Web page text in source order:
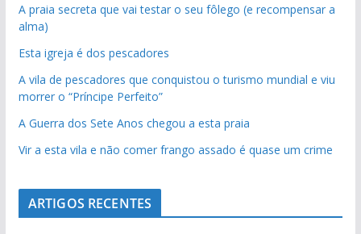
A praia secreta que vai testar o seu fôlego (e recompensar a
alma)
Esta igreja é dos pescadores
A vila de pescadores que conquistou o turismo mundial e viu
morrer o “Príncipe Perfeito”
A Guerra dos Sete Anos chegou a esta praia
Vir a esta vila e não comer frango assado é quase um crime
ARTIGOS RECENTES